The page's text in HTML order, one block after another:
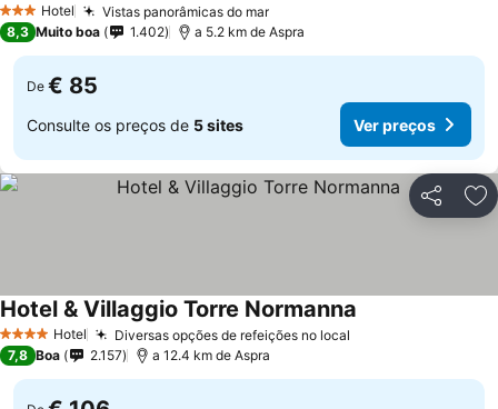
3 EstrelasHotel Vistas panorâmicas do mar
8,3 Muito boa 1.402 a 5.2 km de Aspra
De € 85
Consulte os preços de 5 sites Ver preços
Partilhar
4 EstrelasHotel Diversas opções de refeições no local
Hotel & Villaggio Torre Normanna
7,8 Boa 2.157 a 12.4 km de Aspra